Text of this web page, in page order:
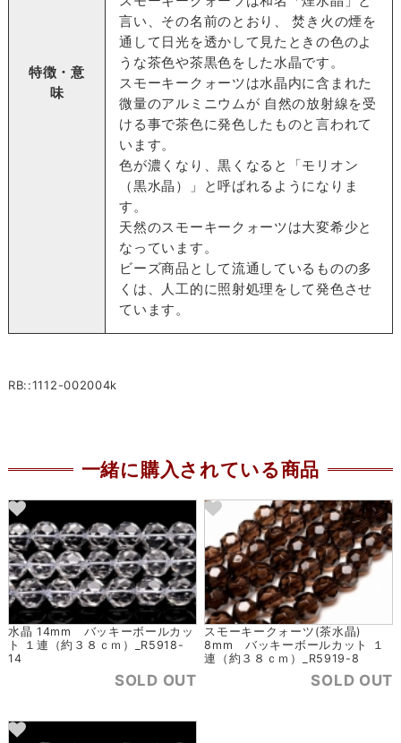
特徴・意
味
言い、その名前のとおり、 焚き火の煙を
通して日光を透かして見たときの色のよ
うな茶色や茶黒色をした水晶です。
スモーキークォーツは水晶内に含まれた
微量のアルミニウムが 自然の放射線を受
ける事で茶色に発色したものと言われて
います。
色が濃くなり、黒くなると「モリオン
（黒水晶）」と呼ばれるようになりま
す。
天然のスモーキークォーツは大変希少と
なっています。
ビーズ商品として流通しているものの多
くは、人工的に照射処理をして発色させ
ています。
RB::1112-002004k
一緒に購入されている商品
水晶 14mm バッキーボールカッ
ト １連（約３８ｃｍ）_R5918-
14
SOLD OUT
スモーキークォーツ(茶水晶)
8mm バッキーボールカット １
連（約３８ｃｍ）_R5919-8
SOLD OUT